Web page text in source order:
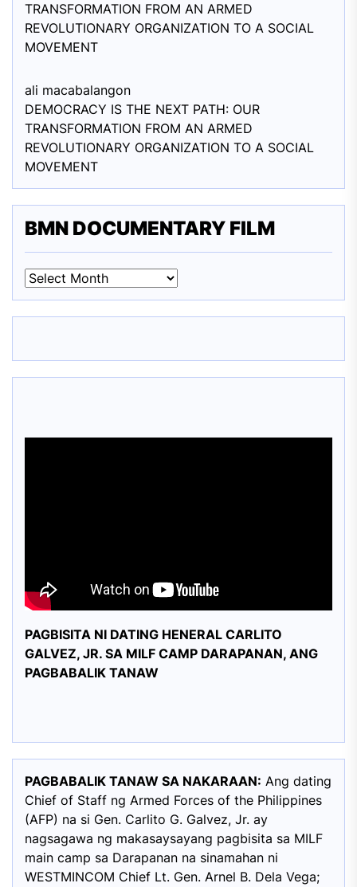
TRANSFORMATION FROM AN ARMED
REVOLUTIONARY ORGANIZATION TO A SOCIAL
MOVEMENT
ali macabalangon
DEMOCRACY IS THE NEXT PATH: OUR
TRANSFORMATION FROM AN ARMED
REVOLUTIONARY ORGANIZATION TO A SOCIAL
MOVEMENT
BMN DOCUMENTARY FILM
BMN
PAGBISITA NI DATING HENERAL CARLITO
GALVEZ, JR. SA MILF CAMP DARAPANAN, ANG
PAGBABALIK TANAW
PAGBABALIK TANAW SA NAKARAAN: Ang dating
Chief of Staff ng Armed Forces of the Philippines
(AFP) na si Gen. Carlito G. Galvez, Jr. ay
nagsagawa ng makasaysayang pagbisita sa MILF
main camp sa Darapanan na sinamahan ni
WESTMINCOM Chief Lt. Gen. Arnel B. Dela Vega;